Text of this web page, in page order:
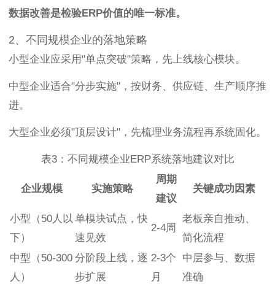
数据改善是检验ERP价值的唯一标准。
2、不同规模企业的落地策略
小型企业应采用"单点突破"策略，先上线核心模块。
中型企业适合"分步实施"，按财务、供应链、生产顺序推
进。
大型企业必须"顶层设计"，先梳理业务流程再系统固化。
表3：不同规模企业ERP系统落地建议对比
企业规模 实施策略
周期
建议
关键成功因素
小型（50人以
下）
单模块试点，快
速见效
2-4周
老板亲自推动、
简化流程
中型（50-300
人）
分阶段上线，逐
步扩展
2-3个
月
中层参与、数据
准确